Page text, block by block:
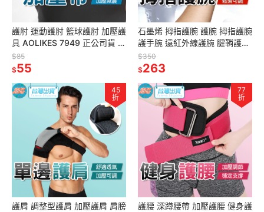
護肘 運動護肘 籃球護肘 加壓護
具 AOLIKES 7949 正公司貨 運
動護具 重訓護具 網球護具
$85
$55
石墨烯 拇指護腕 護腕 拇指護腕
護手腕 遠紅外線護腕 腱鞘護腕
成功 S5090 SUCCESS 運動護
腕 加壓護腕
$350
$263
45
折
護肩 調整型護肩 加壓護肩 肩膀
77
折
護腰 深蹲腰帶 加壓護腰 健身護